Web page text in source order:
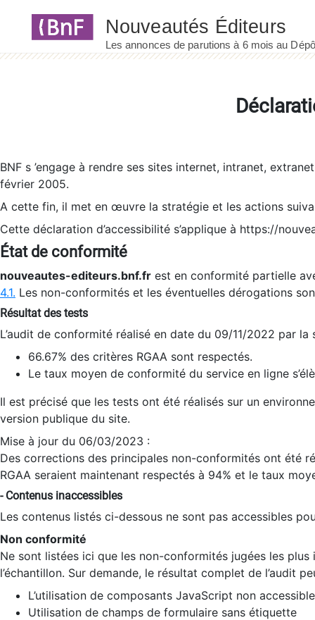
BNF s ’engage à rendre ses sites internet, intranet,
février 2005.
A cette fin, il met en œuvre la stratégie et les actions
Cette déclaration d’accessibilité s’applique à https://
État de conformité
nouveautes-editeurs.bnf.fr est en conformité partielle
4.1. Les non-conformités et les éventuelles dérogations
Résultat des tests
L’audit de conformité réalisé en date du 09/11/2022 par
66.67% des critères RGAA sont respectés.
Le taux moyen de conformité du service en ligne
Il est précisé que les tests ont été réalisés sur un
version publique du site.
Mise à jour du 06/03/2023 :
Des corrections des principales non-conformités ont été
RGAA seraient maintenant respectés à 94% et le taux
- Contenus inaccessibles
Les contenus listés ci-dessous ne sont pas accessibles
Non conformité
Ne sont listées ici que les non-conformités jugées les
l’échantillon. Sur demande, le résultat complet de l’audit
L’utilisation de composants JavaScript non
Utilisation de champs de formulaire sans étiquette